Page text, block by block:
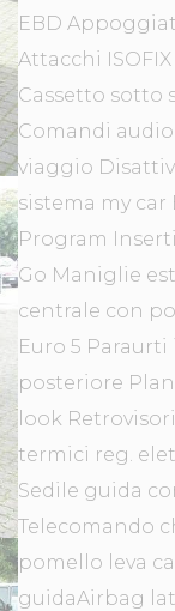
EBD
Attacchi
Cassetto sotto
Comandi
viaggio
sistema my car
Program
Go Maniglie
centrale con
Euro 5
posteriore
look
termici reg.
Sedile guida
Telecomando
pomello leva
guidaAirbag